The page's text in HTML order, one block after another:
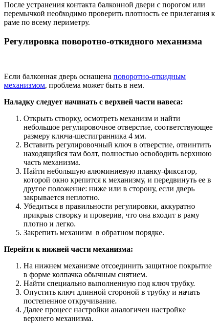
После устранения контакта балконной двери с порогом или
перемычкой необходимо проверить плотность ее прилегания к
раме по всему периметру.
Регулировка поворотно-откидного механизма
Если балконная дверь оснащена поворотно-откидным
механизмом, проблема может быть в нем.
Наладку следует начинать с верхней части навеса:
Открыть створку, осмотреть механизм и найти
небольшое регулировочное отверстие, соответствующее
размеру ключа-шестигранника 4 мм.
Вставить регулировочный ключ в отверстие, отвинтить
находящийся там болт, полностью освободить верхнюю
часть механизма.
Найти небольшую алюминиевую планку-фиксатор,
которой окно крепится к механизму, и передвинуть ее в
другое положение: ниже или в сторону, если дверь
закрывается неплотно.
Убедиться в правильности регулировки, аккуратно
прикрыв створку и проверив, что она входит в раму
плотно и легко.
Закрепить механизм в обратном порядке.
Перейти к нижней части механизма:
На нижнем механизме отсоединить защитное покрытие
в форме колпачка обычным снятием.
Найти специально выполненную под ключ трубку.
Опустить ключ длинной стороной в трубку и начать
постепенное откручивание.
Далее процесс настройки аналогичен настройке
верхнего механизма.